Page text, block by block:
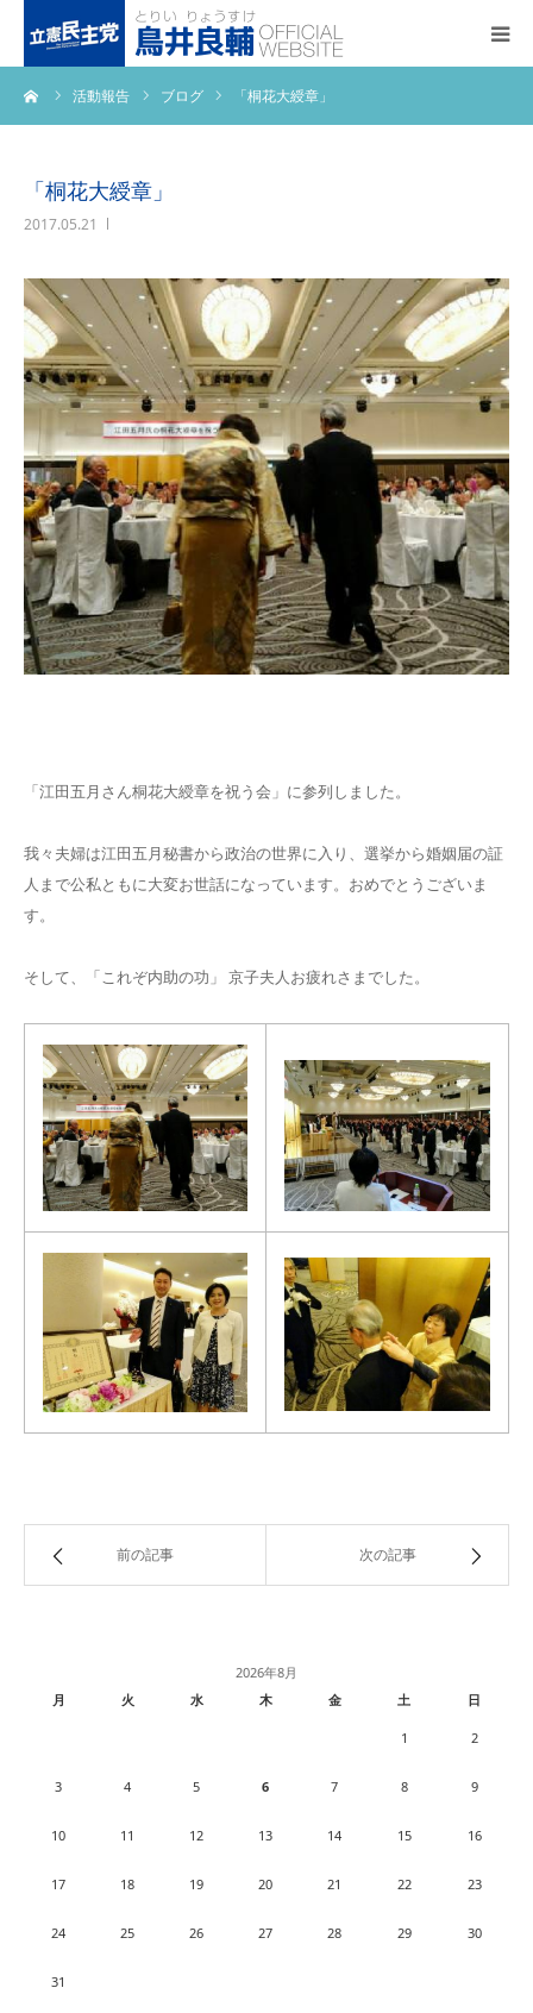
活動報告 ブログ 「桐花大綬章」
「桐花大綬章」
2017.05.21
「江田五月さん桐花大綬章を祝う会」に参列しました。
我々夫婦は江田五月秘書から政治の世界に入り、選挙から婚姻届の証
人まで公私ともに大変お世話になっています。おめでとうございま
す。
そして、「これぞ内助の功」 京子夫人お疲れさまでした。
前の記事 次の記事
2026年8月
月
火 水 木 金 土 日
1 2
3 4 5 6 7 8 9
10 11 12 13 14 15 16
17 18 19 20 21 22 23
24 25 26 27 28 29 30
31
トップページ
プロフィール
事務所アクセス
活動報告